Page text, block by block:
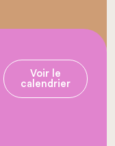
Voir le
calendrier